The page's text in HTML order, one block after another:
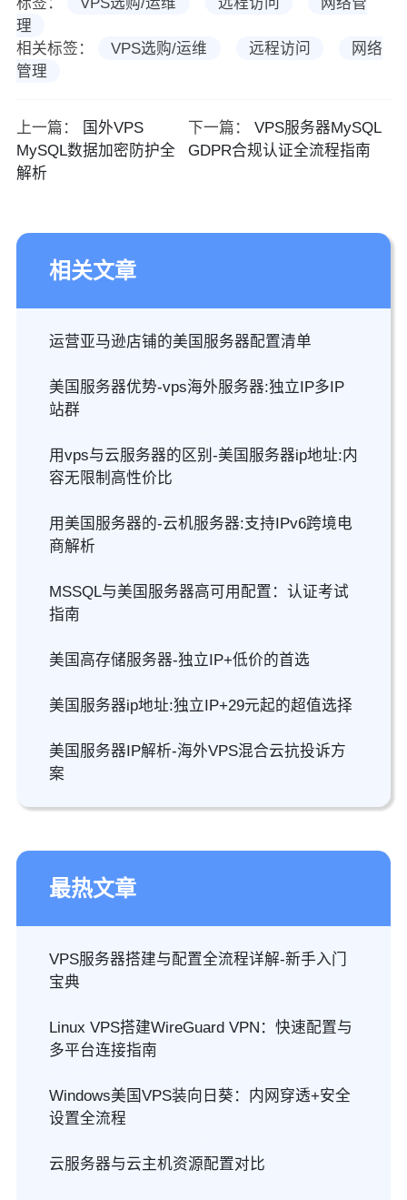
理
相关标签：
VPS选购/运维 远程访问
网络
管理
上一篇：
国外VPS
MySQL数据加密防护全
解析
下一篇：
VPS服务器MySQL
GDPR合规认证全流程指南
相关文章
运营亚马逊店铺的美国服务器配置清单
美国服务器优势-vps海外服务器:独立IP多IP
站群
用vps与云服务器的区别-美国服务器ip地址:内
容无限制高性价比
用美国服务器的-云机服务器:支持IPv6跨境电
商解析
MSSQL与美国服务器高可用配置：认证考试
指南
美国高存储服务器-独立IP+低价的首选
美国服务器ip地址:独立IP+29元起的超值选择
美国服务器IP解析-海外VPS混合云抗投诉方
案
最热文章
VPS服务器搭建与配置全流程详解-新手入门
宝典
Linux VPS搭建WireGuard VPN：快速配置与
多平台连接指南
Windows美国VPS装向日葵：内网穿透+安全
设置全流程
云服务器与云主机资源配置对比